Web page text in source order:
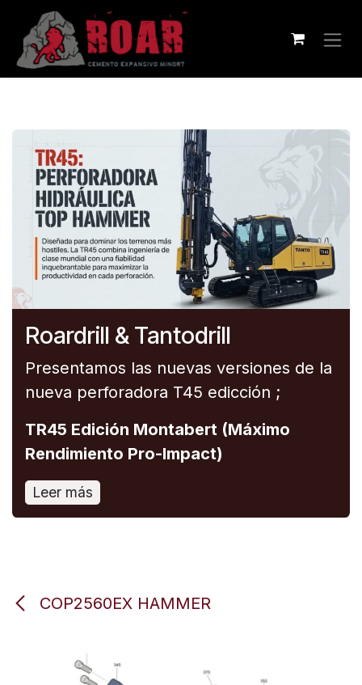
Ir al contenido
Roardrill & Tantodrill
Presentamos las nuevas versiones de la
nueva perforadora T45 edicción ;
TR45 Edición Montabert (Máximo
Rendimiento Pro-Impact)
Leer más
COP2560EX HAMMER